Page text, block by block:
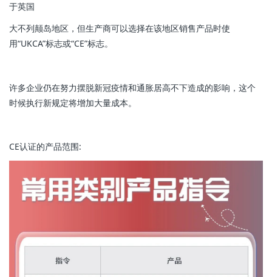
于英国
大不列颠岛地区，但生产商可以选择在该地区销售产品时使
用“UKCA”标志或“CE”标志。
许多企业仍在努力摆脱新冠疫情和通胀居高不下造成的影响，这个
时候执行新规定将增加大量成本。
CE认证的产品范围: